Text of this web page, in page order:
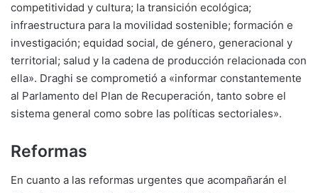
competitividad y cultura; la transición ecológica;
infraestructura para la movilidad sostenible; formación e
investigación; equidad social, de género, generacional y
territorial; salud y la cadena de producción relacionada con
ella». Draghi se comprometió a «informar constantemente
al Parlamento del Plan de Recuperación, tanto sobre el
sistema general como sobre las políticas sectoriales».
Reformas
En cuanto a las reformas urgentes que acompañarán el